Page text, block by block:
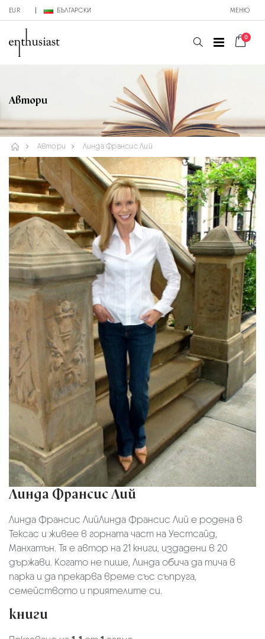
EUR БЪЛГАРСКИ МЕНЮ
0
Автори
Автори Линда Франсис Лий
Линда Франсис Лий
Линда Франсис ЛийЛинда Франсис Лий е родена в
Тексас и живее в горната част на Уестсайд,
Манхатън. Тя е автор на 21 книги, издадени в 20
държави. Когато не пише, Линда обича да тича в
парка и да прекарва време със съпруга,
семейството и приятелите си.
книги